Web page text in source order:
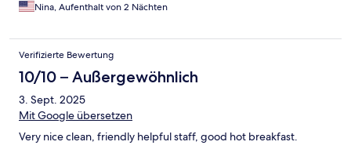
Nina, Aufenthalt von 2 Nächten
Verifizierte Bewertung
10/10 – Außergewöhnlich
3. Sept. 2025
Mit Google übersetzen
Very nice clean, friendly helpful staff, good hot breakfast.